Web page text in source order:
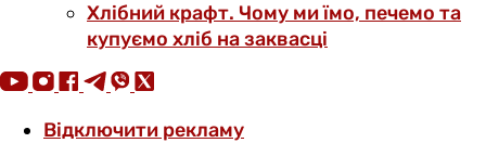
Хлібний крафт. Чому ми їмо, печемо та
купуємо хліб на заквасці
Відключити рекламу